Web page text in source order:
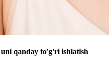
qanday to'g'ri ishlatish